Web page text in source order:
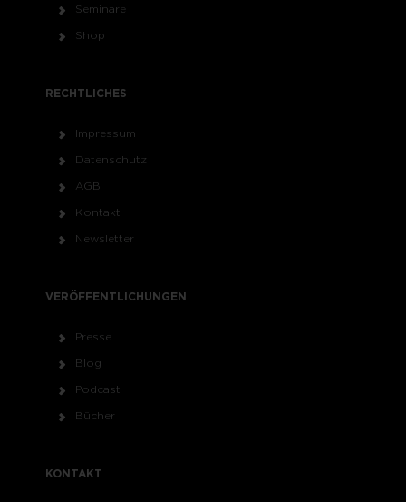
Seminare
Shop
RECHTLICHES
Impressum
Datenschutz
AGB
Kontakt
Newsletter
VERÖFFENTLICHUNGEN
Presse
Blog
Podcast
Bücher
KONTAKT